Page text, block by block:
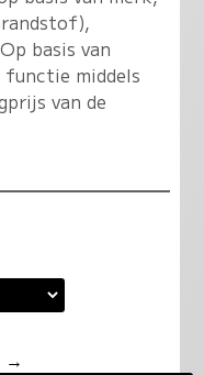
basis van
middels
van de
→